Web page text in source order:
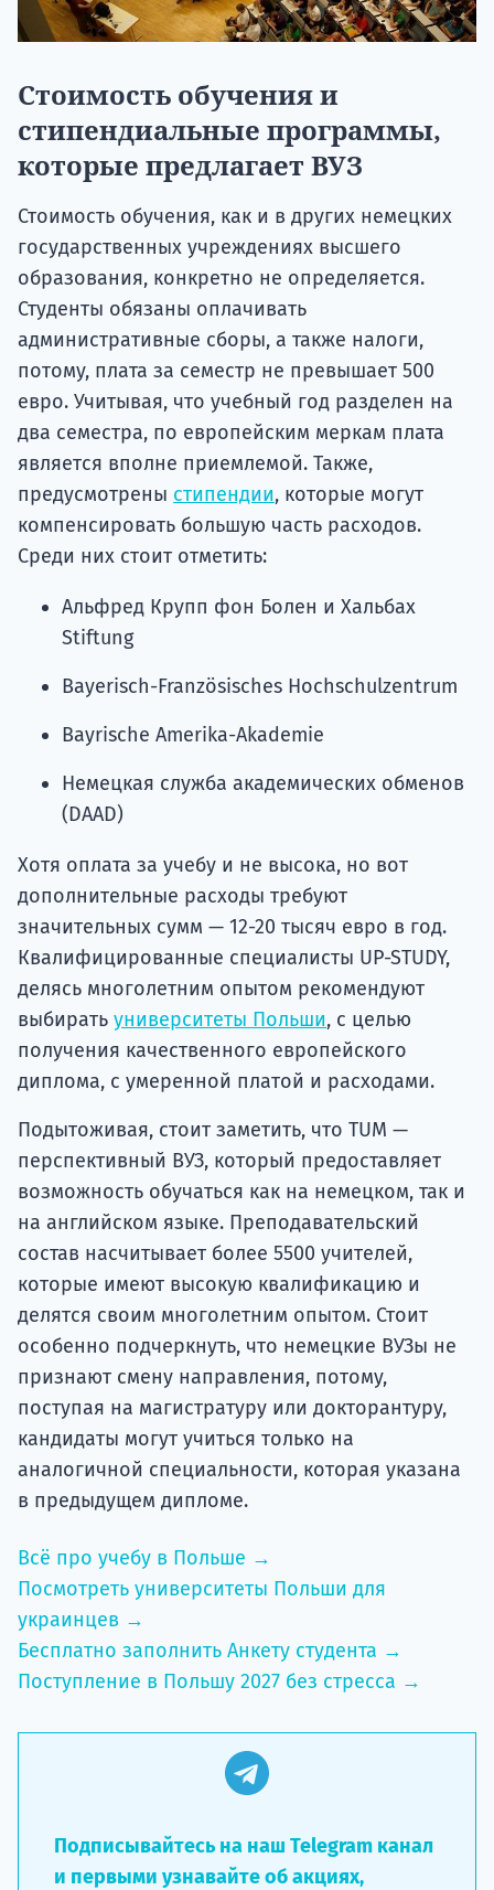
Стоимость обучения и
стипендиальные программы,
которые предлагает ВУЗ
Стоимость обучения, как и в других немецких
государственных учреждениях высшего
образования, конкретно не определяется.
Студенты обязаны оплачивать
административные сборы, а также налоги,
потому, плата за семестр не превышает 500
евро. Учитывая, что учебный год разделен на
два семестра, по европейским меркам плата
является вполне приемлемой. Также,
предусмотрены стипендии, которые могут
компенсировать большую часть расходов.
Среди них стоит отметить:
Альфред Крупп фон Болен и Хальбах
Stiftung
Bayerisch-Französisches Hochschulzentrum
Bayrische Amerika-Akademie
Немецкая служба академических обменов
(DAAD)
Хотя оплата за учебу и не высока, но вот
дополнительные расходы требуют
значительных сумм — 12-20 тысяч евро в год.
Квалифицированные специалисты UP-STUDY,
делясь многолетним опытом рекомендуют
выбирать университеты Польши, с целью
получения качественного европейского
диплома, с умеренной платой и расходами.
Подытоживая, стоит заметить, что TUM —
перспективный ВУЗ, который предоставляет
возможность обучаться как на немецком, так и
на английском языке. Преподавательский
состав насчитывает более 5500 учителей,
которые имеют высокую квалификацию и
делятся своим многолетним опытом. Стоит
особенно подчеркнуть, что немецкие ВУЗы не
признают смену направления, потому,
поступая на магистратуру или докторантуру,
кандидаты могут учиться только на
аналогичной специальности, которая указана
в предыдущем дипломе.
Всё про учебу в Польше →
Посмотреть университеты Польши для
украинцев →
Бесплатно заполнить Анкету студента →
Поступление в Польшу 2027 без стресса →
Подписывайтесь на наш Telegram канал
и первыми узнавайте об акциях,